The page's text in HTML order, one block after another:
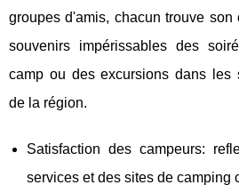
groupes d'amis, chacun trouve son
souvenirs impérissables des
camp ou des excursions dans les
de la région.
Satisfaction des campeurs:
services et des sites de camping